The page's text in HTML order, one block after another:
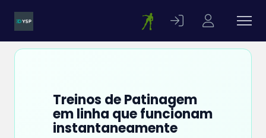
Treinos de Patinagem
em linha que funcionam
instantaneamente